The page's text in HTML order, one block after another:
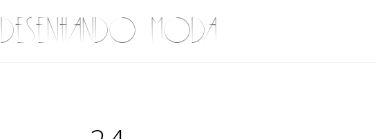
DESENHANDO MODA